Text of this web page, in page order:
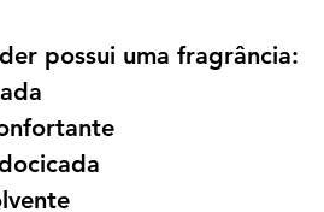
possui uma fragrância: